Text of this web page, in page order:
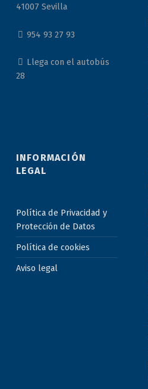
41007 Sevilla
954 93 27 93
Llega con el autobús
28
INFORMACIÓN
LEGAL
Política de Privacidad y
Protección de Datos
Política de cookies
Aviso legal